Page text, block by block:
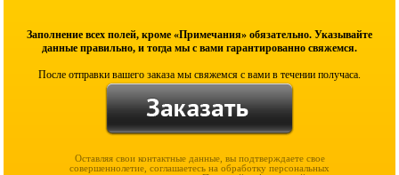
Заполнение всех полей, кроме «Примечания» обязательно. Указывайте
данные правильно, и тогда мы с вами гарантированно свяжемся.
После отправки вашего заказа мы свяжемся с вами в течении получаса.
Оставляя свои контактные данные, вы подтверждаете свое
совершеннолетие, соглашаетесь на обработку персональных